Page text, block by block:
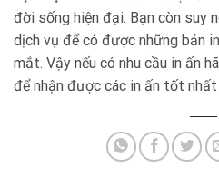
đời sống hiện đại. Bạn còn suy
dịch vụ để có được những bản
mắt. Vậy nếu có nhu cầu in ấn
để nhận được các in ấn tốt